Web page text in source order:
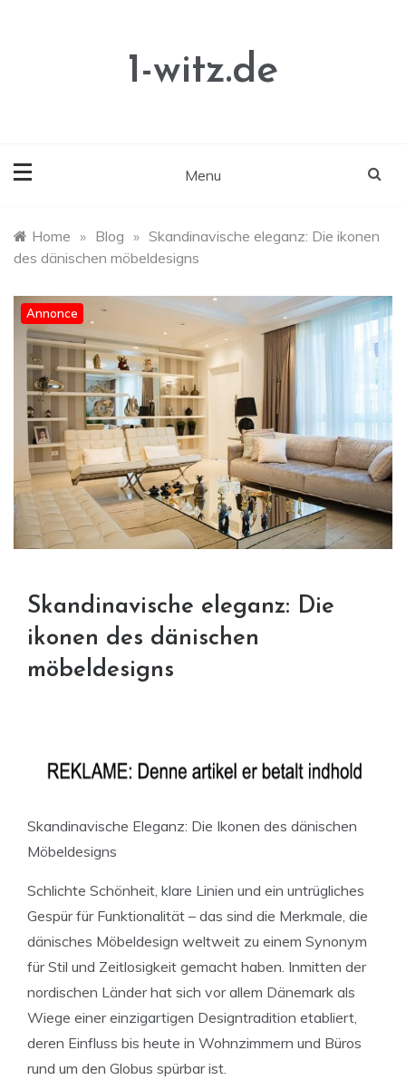
1-witz.de
Menu
Home » Blog » Skandinavische eleganz: Die ikonen
des dänischen möbeldesigns
Annonce
Skandinavische eleganz: Die
ikonen des dänischen
möbeldesigns
Skandinavische Eleganz: Die Ikonen des dänischen
Möbeldesigns
Schlichte Schönheit, klare Linien und ein untrügliches
Gespür für Funktionalität – das sind die Merkmale, die
dänisches Möbeldesign weltweit zu einem Synonym
für Stil und Zeitlosigkeit gemacht haben. Inmitten der
nordischen Länder hat sich vor allem Dänemark als
Wiege einer einzigartigen Designtradition etabliert,
deren Einfluss bis heute in Wohnzimmern und Büros
rund um den Globus spürbar ist.